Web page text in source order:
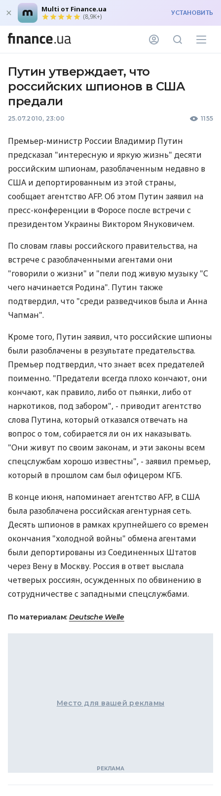
Multi от Finance.ua
(8,9K+) УСТАНОВИТЬ
Путин утверждает, что
российских шпионов в США
предали
25.07.2010, 23:00 1155
Премьер-министр России Владимир Путин
предсказал "интересную и яркую жизнь" десяти
российским шпионам, разоблаченным недавно в
США и депортированным из этой страны,
сообщает агентство AFP. Об этом Путин заявил на
пресс-конференции в Форосе после встречи с
президентом Украины Виктором Януковичем.
По словам главы российского правительства, на
встрече с разоблаченными агентами они
"говорили о жизни" и "пели под живую музыку "С
чего начинается Родина". Путин также
подтвердил, что "среди разведчиков была и Анна
Чапман".
Кроме того, Путин заявил, что российские шпионы
были разоблачены в результате предательства.
Премьер подтвердил, что знает всех предателей
поименно. "Предатели всегда плохо кончают, они
кончают, как правило, либо от пьянки, либо от
наркотиков, под забором", - приводит агентство
слова Путина, который отказался отвечать на
вопрос о том, собирается ли он их наказывать.
"Они живут по своим законам, и эти законы всем
спецслужбам хорошо известны", - заявил премьер,
который в прошлом сам был офицером КГБ.
В конце июня, напоминает агентство AFP, в США
была разоблачена российская агентурная сеть.
Десять шпионов в рамках крупнейшего со времен
окончания "холодной войны" обмена агентами
были депортированы из Соединенных Штатов
через Вену в Москву. Россия в ответ выслала
четверых россиян, осужденных по обвинению в
сотрудничестве с западными спецслужбами.
По материалам: Deutsche Welle
Место для вашей рекламы